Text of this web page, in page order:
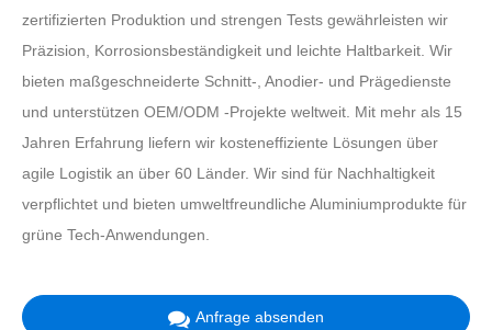
zertifizierten Produktion und strengen Tests gewährleisten wir
Präzision, Korrosionsbeständigkeit und leichte Haltbarkeit. Wir
bieten maßgeschneiderte Schnitt-, Anodier- und Prägedienste
und unterstützen OEM/ODM -Projekte weltweit. Mit mehr als 15
Jahren Erfahrung liefern wir kosteneffiziente Lösungen über
agile Logistik an über 60 Länder. Wir sind für Nachhaltigkeit
verpflichtet und bieten umweltfreundliche Aluminiumprodukte für
grüne Tech-Anwendungen.
Anfrage absenden